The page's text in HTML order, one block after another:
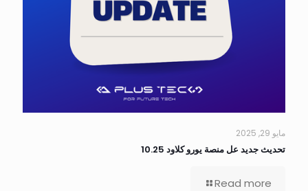
مايو 29, 2025
تحديث جديد عل منصة يورو كلاود 10.25
Read more